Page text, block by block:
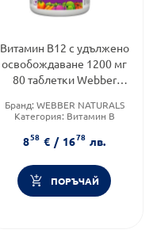
Витамин B12 с удължено
освобождаване 1200 мг
80 таблетки Webber
Бранд: WEBBER NATURALS
Категория: Витамин B
858 € / 1678 лв.
ПОРЪЧАЙ